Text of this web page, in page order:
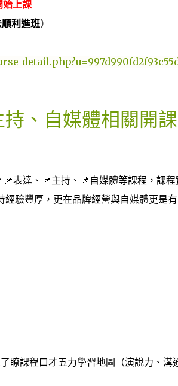
上課
利進班）
、自媒體相關開
表達、📌主持、📌自媒體等課程，課
驗豐厚，更在品牌經營與自媒體更是
瞭課程口才五力學習地圖（演說力、溝